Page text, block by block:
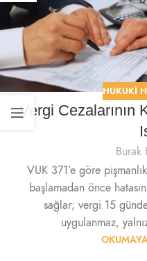
HUKUKI
Vergi Cezalarının
Burak
VUK 371’e göre
başlamadan önce
sağlar; vergi 15
uygulanmaz,